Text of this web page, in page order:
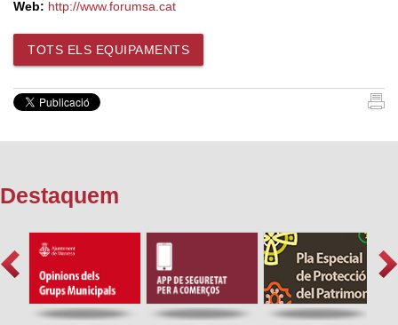
Web: http://www.forumsa.cat
TOTS ELS EQUIPAMENTS
Destaquem